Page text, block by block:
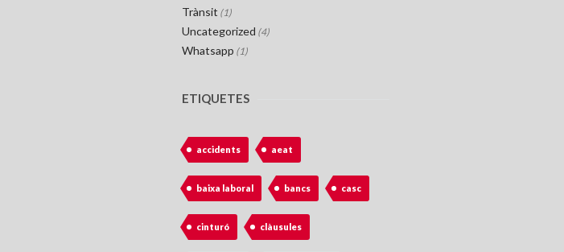
Trànsit (1)
Uncategorized (4)
Whatsapp (1)
ETIQUETES
accidents aeat
baixa laboral bancs casc
cinturó clàusules